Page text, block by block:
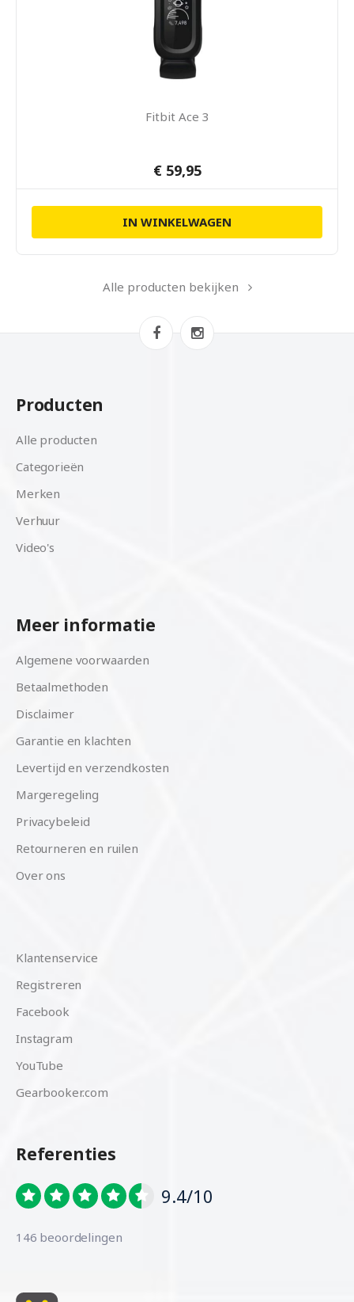
Fitbit Ace 3
€ 59,95
IN WINKELWAGEN
Alle producten bekijken
Producten
Alle producten
Categorieën
Merken
Verhuur
Video's
Meer informatie
Algemene voorwaarden
Betaalmethoden
Disclaimer
Garantie en klachten
Levertijd en verzendkosten
Margeregeling
Privacybeleid
Retourneren en ruilen
Over ons
Klantenservice
Registreren
Facebook
Instagram
YouTube
Gearbooker.com
Referenties
9.4/10
146 beoordelingen